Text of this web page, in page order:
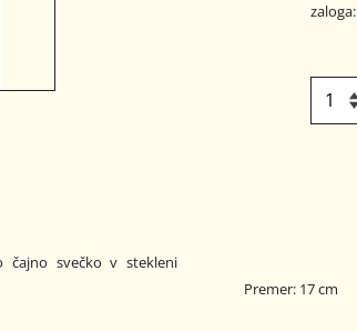
zaloga:
čajno svečko v stekleni
Premer: 17 cm